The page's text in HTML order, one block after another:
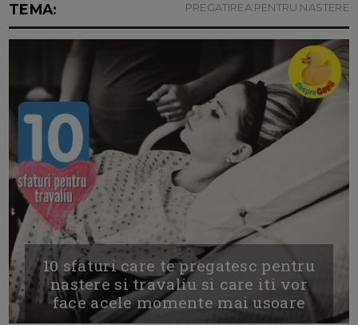
TEMA: PREGATIREA PENTRU NASTERE
10 sfaturi care te pregatesc pentru
nastere si travaliu si care iti vor
face acele momente mai usoare